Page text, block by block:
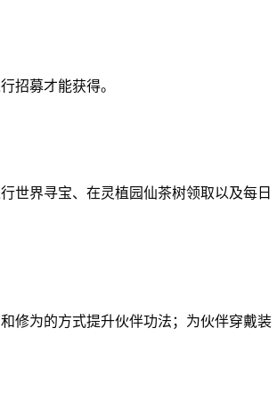
招募才能获得。
世界寻宝、在灵植园仙茶树领取以及每日
修为的方式提升伙伴功法；为伙伴穿戴装